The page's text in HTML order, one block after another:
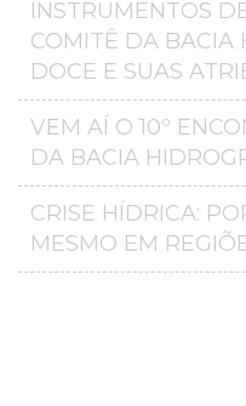
INSTRUMENTOS
COMITÊ DA BACIA
DOCE E SUAS
VEM AÍ O 10º
DA BACIA
CRISE HÍDRICA:
MESMO EM